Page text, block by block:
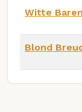
Witte
Blond